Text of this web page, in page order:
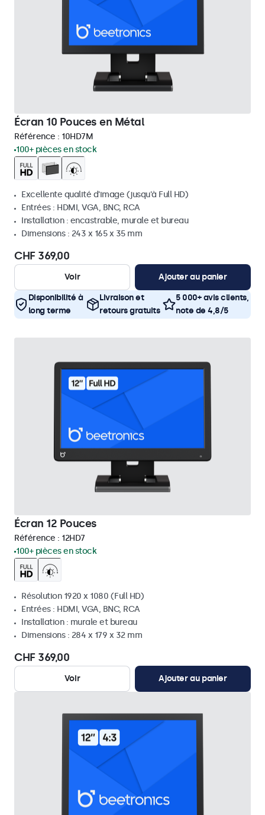
Écran 10 Pouces en Métal
Référence : 10HD7M
100+ pièces en stock
Excellente qualité d'image (jusqu'à Full HD)
Entrées : HDMI, VGA, BNC, RCA
Installation : encastrable, murale et bureau
Dimensions : 243 x 165 x 35 mm
CHF 369,00
Voir Ajouter au panier
Disponibilité à
long terme
Livraison et
retours gratuits
5 000+ avis clients,
note de 4,8/5
Écran 12 Pouces
Référence : 12HD7
100+ pièces en stock
Résolution 1920 x 1080 (Full HD)
Entrées : HDMI, VGA, BNC, RCA
Installation : murale et bureau
Dimensions : 284 x 179 x 32 mm
CHF 369,00
Voir Ajouter au panier